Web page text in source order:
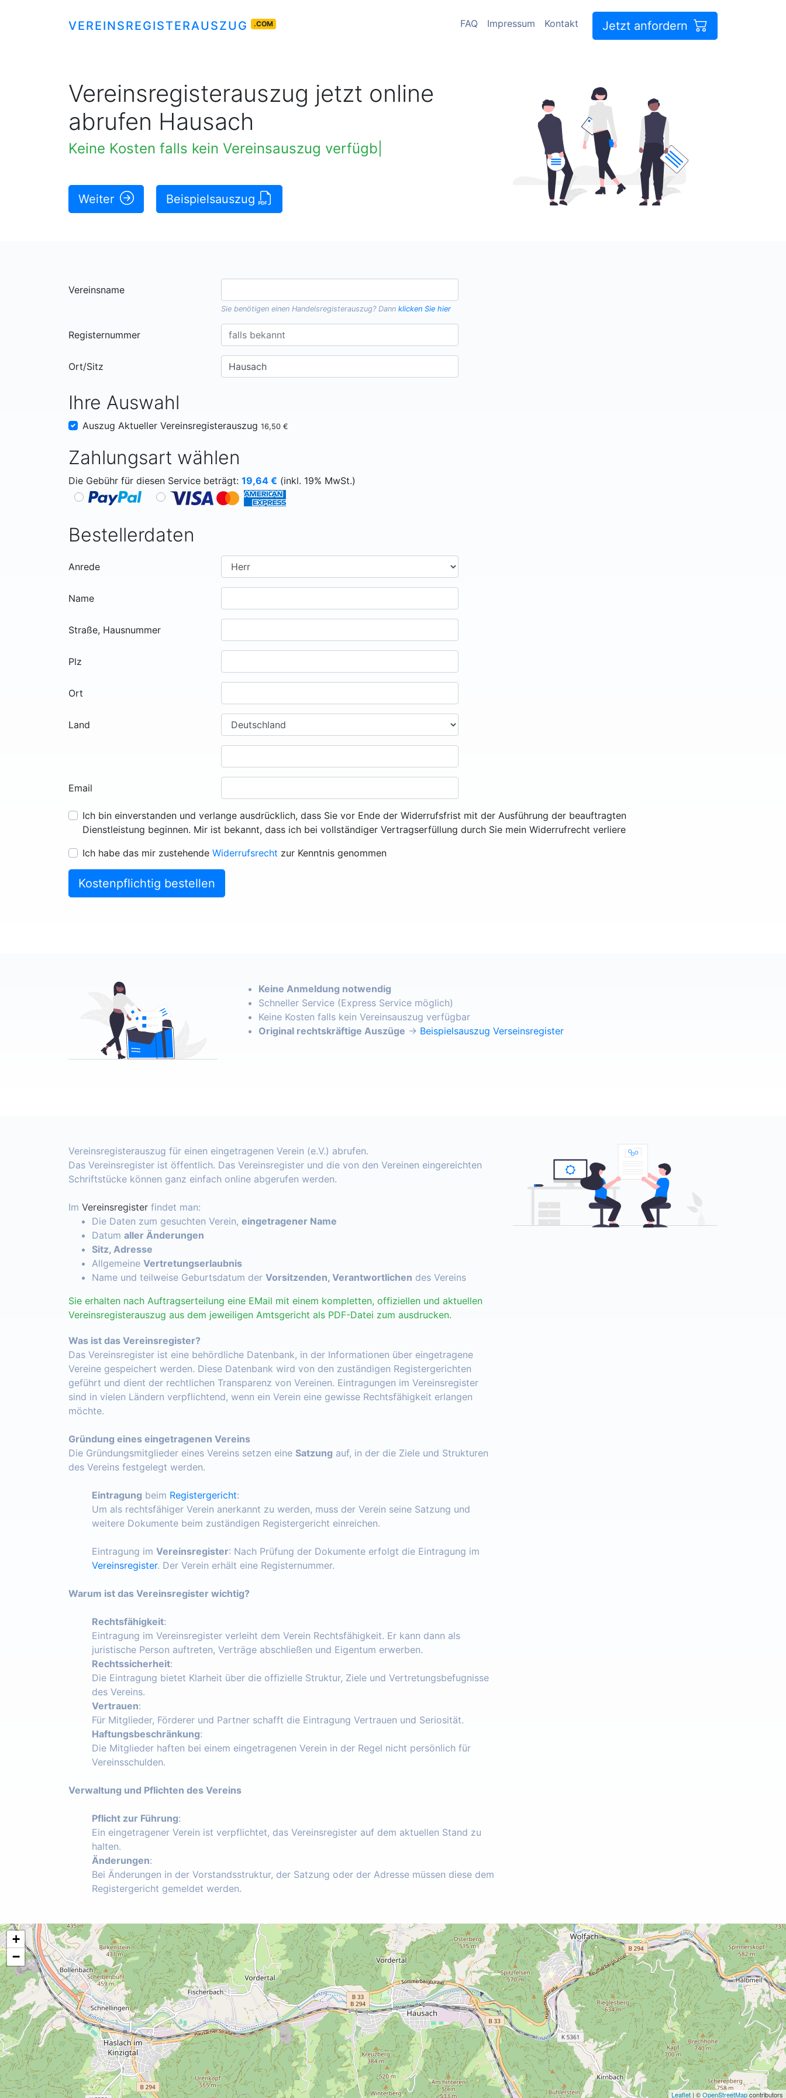
VEREINSREGISTERAUSZUG .COM FAQ Impressum Kontakt Jetzt anfordern
Vereinsregisterauszug jetzt online
abrufen Hausach
Keine Kosten falls |
Weiter Beispielsauszug
Vereinsname
Sie benötigen einenHandelsregisterauszug? Dannklicken Sie hier
Registernummer
Ort/Sitz
Ihre Auswahl
Auszug Aktueller Vereinsregisterauszug 16,50 €
Zahlungsart wählen
Die Gebühr für diesen Service beträgt: 19,64 € (inkl. 19% MwSt.)
Bestellerdaten
Anrede
Name
Straße, Hausnummer
Plz
Ort
Land
Email
Ich bin einverstanden und verlange ausdrücklich, dass Sie vor Ende der Widerrufsfrist mit der Ausführung der beauftragten
Dienstleistung beginnen. Mir ist bekannt, dass ich bei vollständiger Vertragserfüllung durch Sie mein Widerrufrecht verliere
Ich habe das mir zustehende Widerrufsrecht zur Kenntnis genommen
Kostenpflichtig bestellen
Keine Anmeldung notwendig
Schneller Service (Express Service möglich)
Keine Kosten falls kein Vereinsauszug verfügbar
Original rechtskräftige Auszüge → Beispielsauszug Verseinsregister
Vereinsregisterauszug für einen eingetragenen Verein (e.V.) abrufen.
Das Vereinsregister ist öffentlich. Das Vereinsregister und die von den Vereinen eingereichten
Schriftstücke können ganz einfach online abgerufen werden.
Im Vereinsregister findet man:
Die Daten zum gesuchten Verein, eingetragener Name
Datum aller Änderungen
Sitz, Adresse
Allgemeine Vertretungserlaubnis
Name und teilweise Geburtsdatum der Vorsitzenden, Verantwortlichen des Vereins
Sie erhalten nach Auftragserteilung eine EMail mit einem kompletten, offiziellen und aktuellen
Vereinsregisterauszug aus dem jeweiligen Amtsgericht als PDF-Datei zum ausdrucken.
Was ist das Vereinsregister?
Das Vereinsregister ist eine behördliche Datenbank, in der Informationen über eingetragene
Vereine gespeichert werden. Diese Datenbank wird von den zuständigen Registergerichten
geführt und dient der rechtlichen Transparenz von Vereinen. Eintragungen im Vereinsregister
sind in vielen Ländern verpflichtend, wenn ein Verein eine gewisse Rechtsfähigkeit erlangen
möchte.
Gründung eines eingetragenen Vereins
Die Gründungsmitglieder eines Vereins setzen eine Satzung auf, in der die Ziele und Strukturen
des Vereins festgelegt werden.
Eintragung beim Registergericht:
Um als rechtsfähiger Verein anerkannt zu werden, muss der Verein seine Satzung und
weitere Dokumente beim zuständigen Registergericht einreichen.
Eintragung im Vereinsregister: Nach Prüfung der Dokumente erfolgt die Eintragung im
Vereinsregister. Der Verein erhält eine Registernummer.
Warum ist das Vereinsregister wichtig?
Rechtsfähigkeit:
Eintragung im Vereinsregister verleiht dem Verein Rechtsfähigkeit. Er kann dann als
juristische Person auftreten, Verträge abschließen und Eigentum erwerben.
Rechtssicherheit:
Die Eintragung bietet Klarheit über die offizielle Struktur, Ziele und Vertretungsbefugnisse
des Vereins.
Vertrauen:
Für Mitglieder, Förderer und Partner schafft die Eintragung Vertrauen und Seriosität.
Haftungsbeschränkung:
Die Mitglieder haften bei einem eingetragenen Verein in der Regel nicht persönlich für
Vereinsschulden.
Verwaltung und Pflichten des Vereins
Pflicht zur Führung:
Ein eingetragener Verein ist verpflichtet, das Vereinsregister auf dem aktuellen Stand zu
halten.
Änderungen:
Bei Änderungen in der Vorstandsstruktur, der Satzung oder der Adresse müssen diese dem
Registergericht gemeldet werden.
+
−
Leaflet | ©OpenStreetMapcontributors